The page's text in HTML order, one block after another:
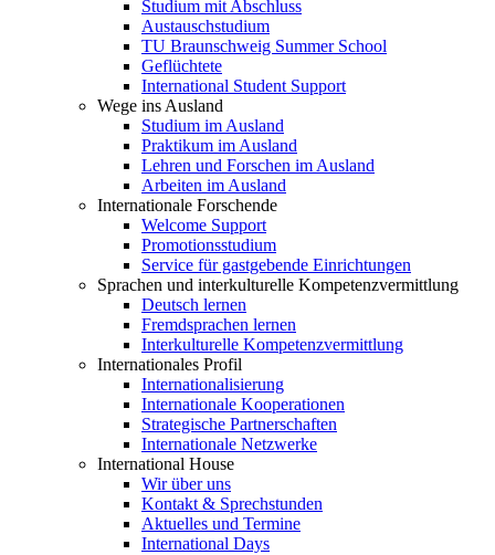
Studium mit Abschluss
Austauschstudium
TU Braunschweig Summer School
Geflüchtete
International Student Support
Wege ins Ausland
Studium im Ausland
Praktikum im Ausland
Lehren und Forschen im Ausland
Arbeiten im Ausland
Internationale Forschende
Welcome Support
Promotionsstudium
Service für gastgebende Einrichtungen
Sprachen und interkulturelle Kompetenzvermittlung
Deutsch lernen
Fremdsprachen lernen
Interkulturelle Kompetenzvermittlung
Internationales Profil
Internationalisierung
Internationale Kooperationen
Strategische Partnerschaften
Internationale Netzwerke
International House
Wir über uns
Kontakt & Sprechstunden
Aktuelles und Termine
International Days